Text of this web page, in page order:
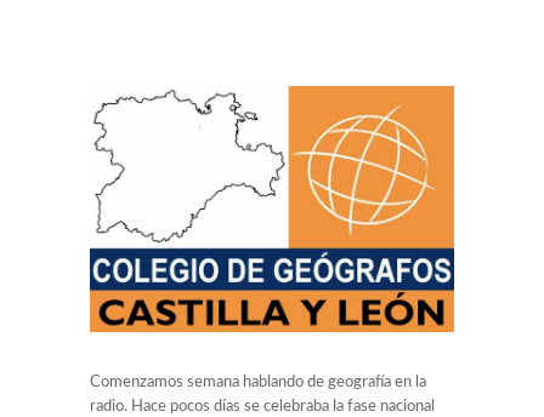
Comenzamos semana hablando de geografía en la
radio. Hace pocos días se celebraba la fase nacional